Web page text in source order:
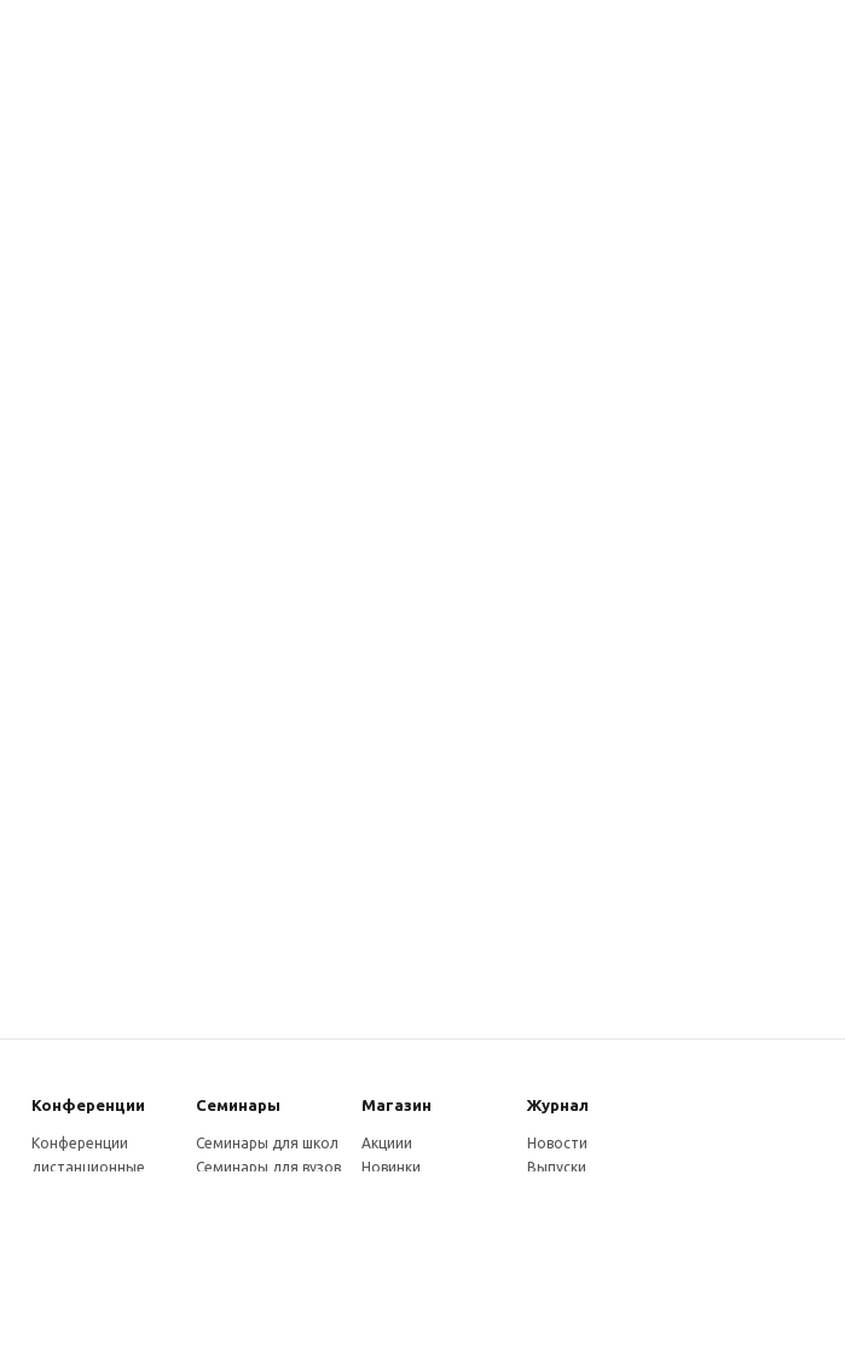
Конферeнции Семинары Магазин Журнал
Конференции
дистанционные
Семинары для школ
Семинары для вузов
Акциии
Новинки
Новости
Выпуски